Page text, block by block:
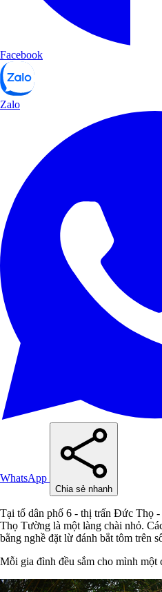
Facebook
Zalo
WhatsApp
Chia sẻ nhanh
Tại tổ dân phố 6 - thị trấn Đức Thọ
Thọ Tường là một làng chài nhỏ.
bằng nghề đặt lừ đánh bắt tôm trên
Mỗi gia đình đều sắm cho mình một